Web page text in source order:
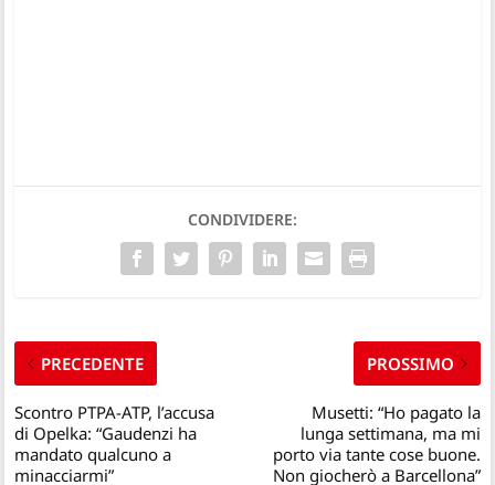
CONDIVIDERE:
PRECEDENTE
Scontro PTPA-ATP, l’accusa
di Opelka: “Gaudenzi ha
mandato qualcuno a
minacciarmi”
PROSSIMO
Musetti: “Ho pagato la
lunga settimana, ma mi
porto via tante cose buone.
Non giocherò a Barcellona”